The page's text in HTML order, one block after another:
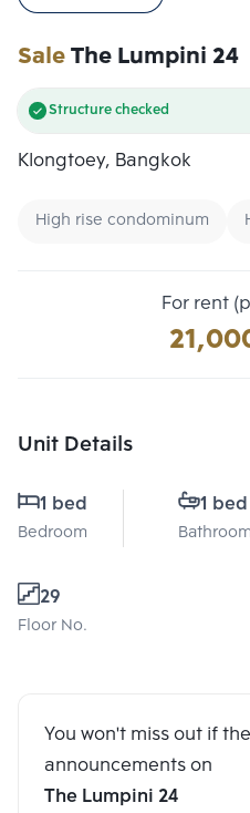
SaleThe Lumpini 24
Structure checked
Klongtoey, Bangkok
High rise condominum
For rent
Unit Details
1 bed
Bedroom
1 bed
Bathroom
29
Floor No.
You won't miss out if
announcements on
The Lumpini 24